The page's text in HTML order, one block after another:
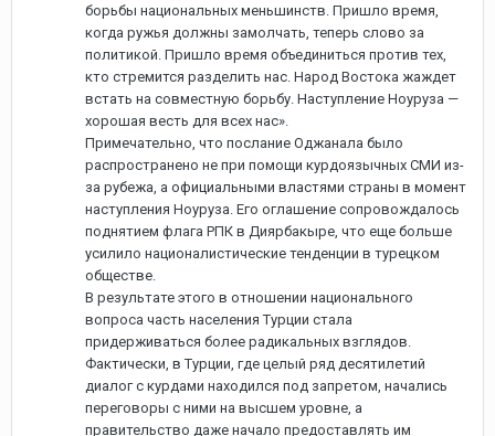
борьбы национальных меньшинств. Пришло время,
когда ружья должны замолчать, теперь слово за
политикой. Пришло время объединиться против тех,
кто стремится разделить нас. Народ Востока жаждет
встать на совместную борьбу. Наступление Ноуруза —
хорошая весть для всех нас».
Примечательно, что послание Оджанала было
распространено не при помощи курдоязычных СМИ из-
за рубежа, а официальными властями страны в момент
наступления Ноуруза. Его оглашение сопровождалось
поднятием флага РПК в Диярбакыре, что еще больше
усилило националистические тенденции в турецком
обществе.
В результате этого в отношении национального
вопроса часть населения Турции стала
придерживаться более радикальных взглядов.
Фактически, в Турции, где целый ряд десятилетий
диалог с курдами находился под запретом, начались
переговоры с ними на высшем уровне, а
правительство даже начало предоставлять им